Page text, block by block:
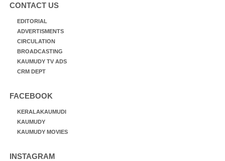
CONTACT US
EDITORIAL
ADVERTISMENTS
CIRCULATION
BROADCASTING
KAUMUDY TV ADS
CRM DEPT
FACEBOOK
KERALAKAUMUDI
KAUMUDY
KAUMUDY MOVIES
INSTAGRAM